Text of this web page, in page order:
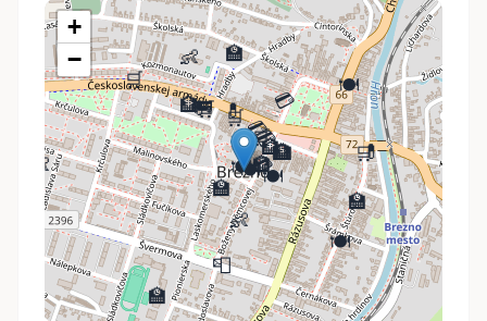
🛒
🛒
🛒
🛒
🛒
🚌
🏫 🏫
🏫
🏫
👶
👶
👶
💊
💊
💊
📮
🍽️🍽️🍽️
🍽️
🍽️
🏦
🏦🏦
🏦
🏦
💳
💳
💳
💳
+
−